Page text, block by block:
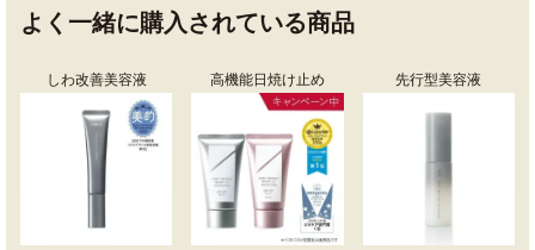
よく一緒に購入されている商品
しわ改善美容液 高機能日焼け止め 先行型美容液